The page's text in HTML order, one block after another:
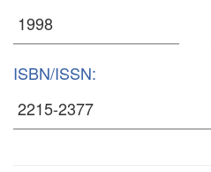
ISBN/ISSN: